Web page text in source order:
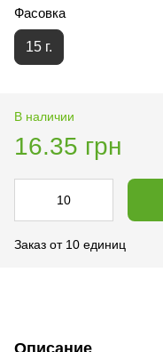
Фасовка
15 г.
В наличии
16.35 грн
Заказ от 10 единиц
Описание